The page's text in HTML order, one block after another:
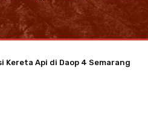
Kereta Api di Daop 4 Semarang